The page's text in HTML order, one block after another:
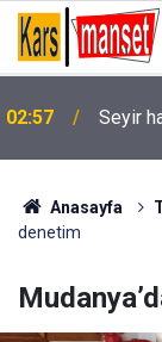
02:31
Anasayfa
denetim